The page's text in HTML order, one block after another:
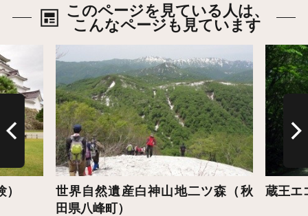
このページを見ている人は、
こんなページも見ています
世界自然遺産白神山地二ツ森（秋
田県八峰町）
詳細はこちら
蔵王エ
詳細は